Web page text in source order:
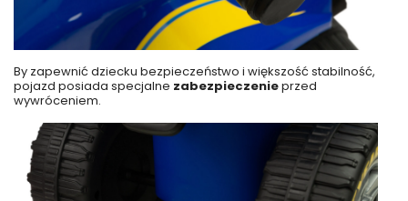
By zapewnić dziecku bezpieczeństwo i większość stabilność,
pojazd posiada specjalne zabezpieczenieprzed
wywróceniem.